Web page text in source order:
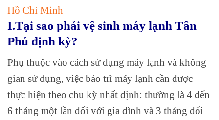
Hồ Chí Minh
I.Tại sao phải vệ sinh máy lạnh Tân
Phú định kỳ?
Phụ thuộc vào cách sử dụng máy lạnh và không
gian sử dụng, việc bảo trì máy lạnh cần được
thực hiện theo chu kỳ nhất định: thường là 4 đến
6 tháng một lần đối với gia đình và 3 tháng đối